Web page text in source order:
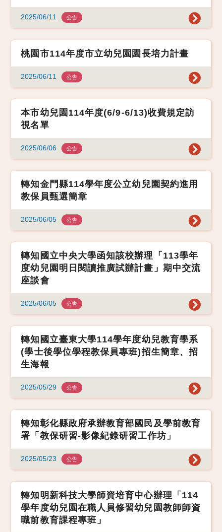
2025/06/11 公告
桃園市114年度市立幼兒園園長培力計畫
2025/06/11 公告
本市幼兒園114年度(6/9-6/13)收費規定訪
視名單
2025/06/06 公告
轉知金門縣114學年度公立幼兒園契約進用
教保員甄選簡章
2025/06/05 公告
轉知國立中央大學函知該校辦理「113學年
度幼兒園明日閱讀推廣試辦計畫」期中交流
座談會
2025/06/05 公告
轉知國立臺東大學114學年度幼兒教育學系
(學士後學位學程教保員專班)招生簡章、招
生海報
2025/05/29 公告
轉知彰化縣政府承辦教育部國民及學前教育
署「教保研習-影像紀錄研習工作坊」
2025/05/23 公告
轉知明新科技大學師資培育中心辦理「114
學年度幼兒園在職人員修習幼兒園教師師資
職前教育課程專班」